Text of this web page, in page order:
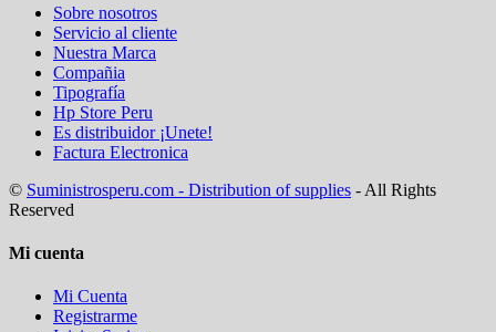
Sobre nosotros
Servicio al cliente
Nuestra Marca
Compañia
Tipografía
Hp Store Peru
Es distribuidor ¡Unete!
Factura Electronica
© Suministrosperu.com - Distribution of supplies - All Rights
Reserved
Mi cuenta
Mi Cuenta
Registrarme